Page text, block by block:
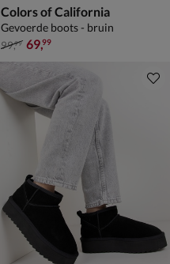
Colors of California
Gevoerde boots - bruin
van € 99,99 voor € 69,99
99,99 69,99